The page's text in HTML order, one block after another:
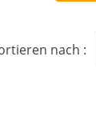
nach :